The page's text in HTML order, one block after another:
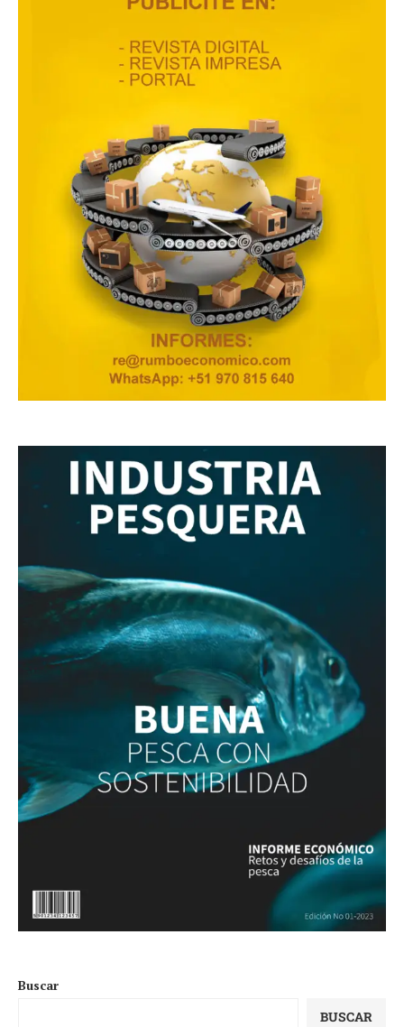
Buscar
BUSCAR